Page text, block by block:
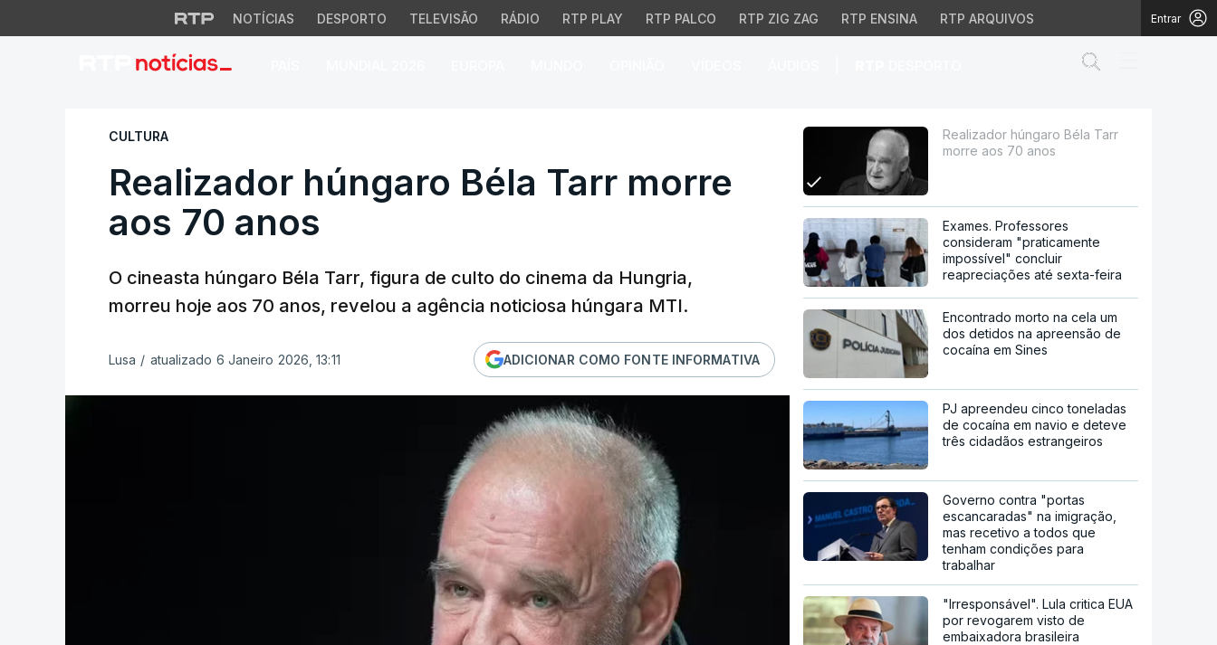
NOTÍCIAS DESPORTO TELEVISÃO RÁDIO RTP PLAY RTP PALCO RTP ZIG ZAG RTP ENSINA RTP ARQUIVOS Entrar
Realizador húngaro Béla Tarr morre aos 70 anos
CULTURA
Realizador húngaro Béla Tarr morre
aos 70 anos
O cineasta húngaro Béla Tarr, figura de culto do cinema da Hungria,
morreu hoje aos 70 anos, revelou a agência noticiosa húngara MTI.
Lusa / atualizado 6 Janeiro 2026, 13:11 ADICIONAR COMO FONTE INFORMATIVA
Realizador húngaro Béla Tarr
morre aos 70 anos
Exames. Professores
consideram "praticamente
impossível" concluir
reapreciações até sexta-feira
Encontrado morto na cela um
dos detidos na apreensão de
cocaína em Sines
PJ apreendeu cinco toneladas
de cocaína em navio e deteve
três cidadãos estrangeiros
Governo contra "portas
escancaradas" na imigração,
mas recetivo a todos que
tenham condições para
trabalhar
"Irresponsável". Lula critica EUA
por revogarem visto de
embaixadora brasileira